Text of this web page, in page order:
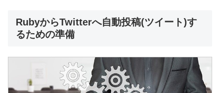
RubyからTwitterへ自動投稿(ツイート)す
るための準備